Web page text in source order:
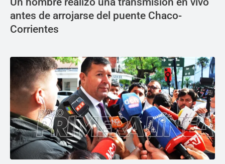
antes de arrojarse del puente Chaco-
Corrientes